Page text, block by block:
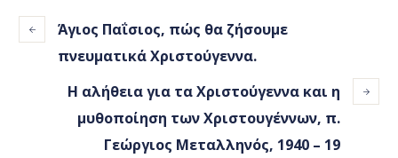
Άγιος Παΐσιος, πώς θα ζήσουμε
πνευματικά Χριστούγεννα.
Η αλήθεια για τα Χριστούγεννα και η
μυθοποίηση των Χριστουγέννων, π.
Γεώργιος Μεταλληνός, 1940 – 19